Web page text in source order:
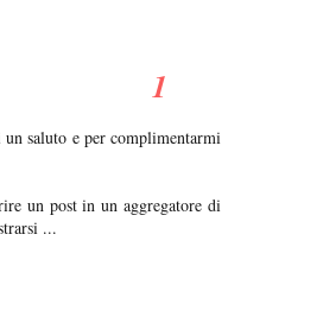
saluto e per complimentarmi
un post in un aggregatore di
...